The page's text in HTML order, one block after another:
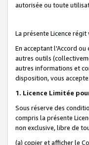
autorisée ou toute
La présente Licence
En acceptant l'Accord
autres outils
autres informations et
disposition, vous
1. Licence Limitée
Sous réserve des
compris la présente
non exclusive, libre de
(a) copier et afficher le